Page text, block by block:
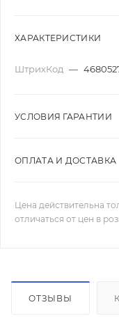
ХАРАКТЕРИСТИКИ
ШтрихКод —
УСЛОВИЯ ГАРАНТИИ
ОПЛАТА И ДОСТАВКА
Цена действительна
отличаться от цен в
ОТЗЫВЫ